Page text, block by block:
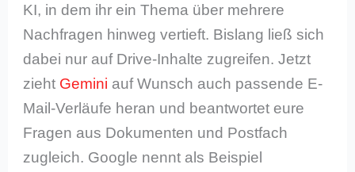
KI, in dem ihr ein Thema über mehrere
Nachfragen hinweg vertieft. Bislang ließ sich
dabei nur auf Drive-Inhalte zugreifen. Jetzt
zieht Gemini auf Wunsch auch passende E-
Mail-Verläufe heran und beantwortet eure
Fragen aus Dokumenten und Postfach
zugleich. Google nennt als Beispiel